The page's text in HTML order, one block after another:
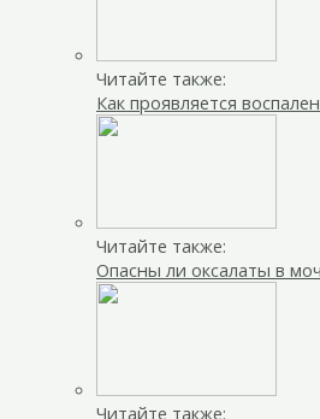
Читайте также:
Как проявляется
Читайте также:
Опасны ли оксалаты в
Читайте также: